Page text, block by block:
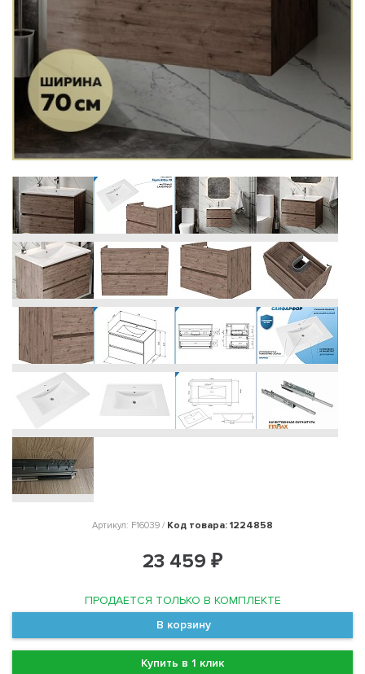
Артикул: F16039 / Код товара: 1224858
23 459 ₽
ПРОДАЕТСЯ ТОЛЬКО В КОМПЛЕКТЕ
В корзину
Купить в 1 клик